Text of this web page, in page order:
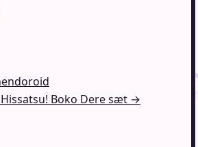
Boko Dere sæt →